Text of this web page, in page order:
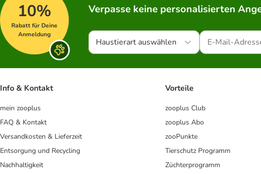
10%
Rabatt für Deine
Anmeldung
Verpasse keine personalisierten
Haustierart auswählen
Info & Kontakt
mein zooplus
FAQ & Kontakt
Versandkosten & Lieferzeit
Entsorgung und Recycling
Nachhaltigkeit
Vorteile
zooplus Club
zooplus Abo
zooPunkte
Tierschutz Programm
Züchterprogramm